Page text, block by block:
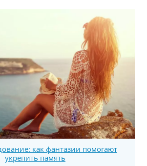
как фантазии помогают
укрепить память